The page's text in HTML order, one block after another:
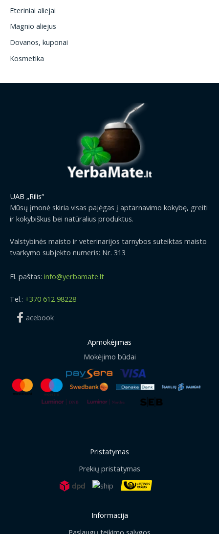
Eteriniai aliejai
Magnio aliejus
Dovanos, kuponai
Kosmetika
UAB „Rilis“
Mūsų įmonė skiria visas pajėgas į aptarnavimo kokybę, greiti
ir kokybiškus bei natūralius produktus.
Valstybinės maisto ir veterinarijos tarnybos suteiktas maisto
tvarkymo subjekto numeris: Nr. 313
El. paštas: info@yerbamate.lt
Tel.: +370 612 98228
acebook
Apmokėjimas
Mokėjimo būdai
Pristatymas
Prekių pristatymas
Informacija
Paslaugų teikimo sąlygos